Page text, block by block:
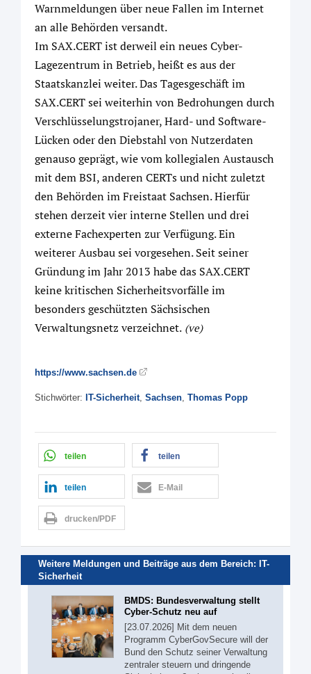
Warnmeldungen über neue Fallen im Internet
an alle Behörden versandt.
Im SAX.CERT ist derweil ein neues Cyber-
Lagezentrum in Betrieb, heißt es aus der
Staatskanzlei weiter. Das Tagesgeschäft im
SAX.CERT sei weiterhin von Bedrohungen durch
Verschlüsselungstrojaner, Hard- und Software-
Lücken oder den Diebstahl von Nutzerdaten
genauso geprägt, wie vom kollegialen Austausch
mit dem BSI, anderen CERTs und nicht zuletzt
den Behörden im Freistaat Sachsen. Hierfür
stehen derzeit vier interne Stellen und drei
externe Fachexperten zur Verfügung. Ein
weiterer Ausbau sei vorgesehen. Seit seiner
Gründung im Jahr 2013 habe das SAX.CERT
keine kritischen Sicherheitsvorfälle im
besonders geschützten Sächsischen
Verwaltungsnetz verzeichnet. (ve)
https://www.sachsen.de
Stichwörter: IT-Sicherheit, Sachsen, Thomas Popp
teilen teilen
teilen E-Mail
drucken/PDF
Weitere Meldungen und Beiträge aus dem Bereich: IT-
Sicherheit
BMDS: Bundesverwaltung stellt
Cyber-Schutz neu auf
[23.07.2026] Mit dem neuen
Programm CyberGovSecure will der
Bund den Schutz seiner Verwaltung
zentraler steuern und dringende